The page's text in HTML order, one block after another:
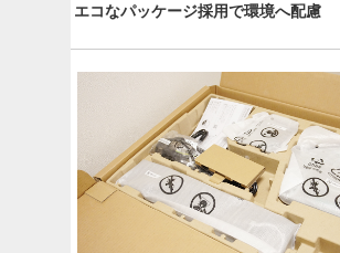
エコなパッケージ採用で環境へ配慮